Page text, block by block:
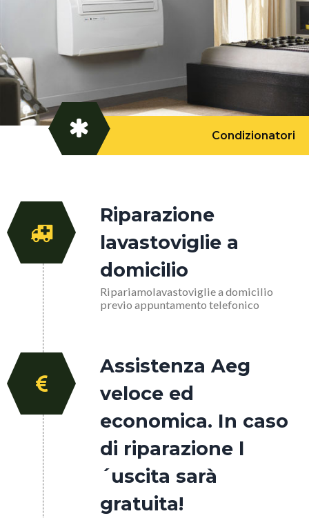
Condizionatori
Riparazione
lavastoviglie a
domicilio
Ripariamolavastoviglie a domicilio
previo appuntamento telefonico
Assistenza Aeg
veloce ed
economica. In caso
di riparazione l
´uscita sarà
gratuita!